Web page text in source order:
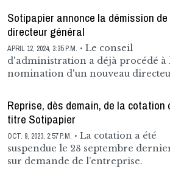
Sotipapier annonce la démission de
directeur général
APRIL 12, 2024, 3:35 P.M.
Le conseil
d'administration a déjà procédé à
nomination d'un nouveau
Reprise, dès demain, de la cotation
titre Sotipapier
OCT. 9, 2023, 2:57 P.M.
La cotation a été
suspendue le 28 septembre
sur demande de l’entreprise.